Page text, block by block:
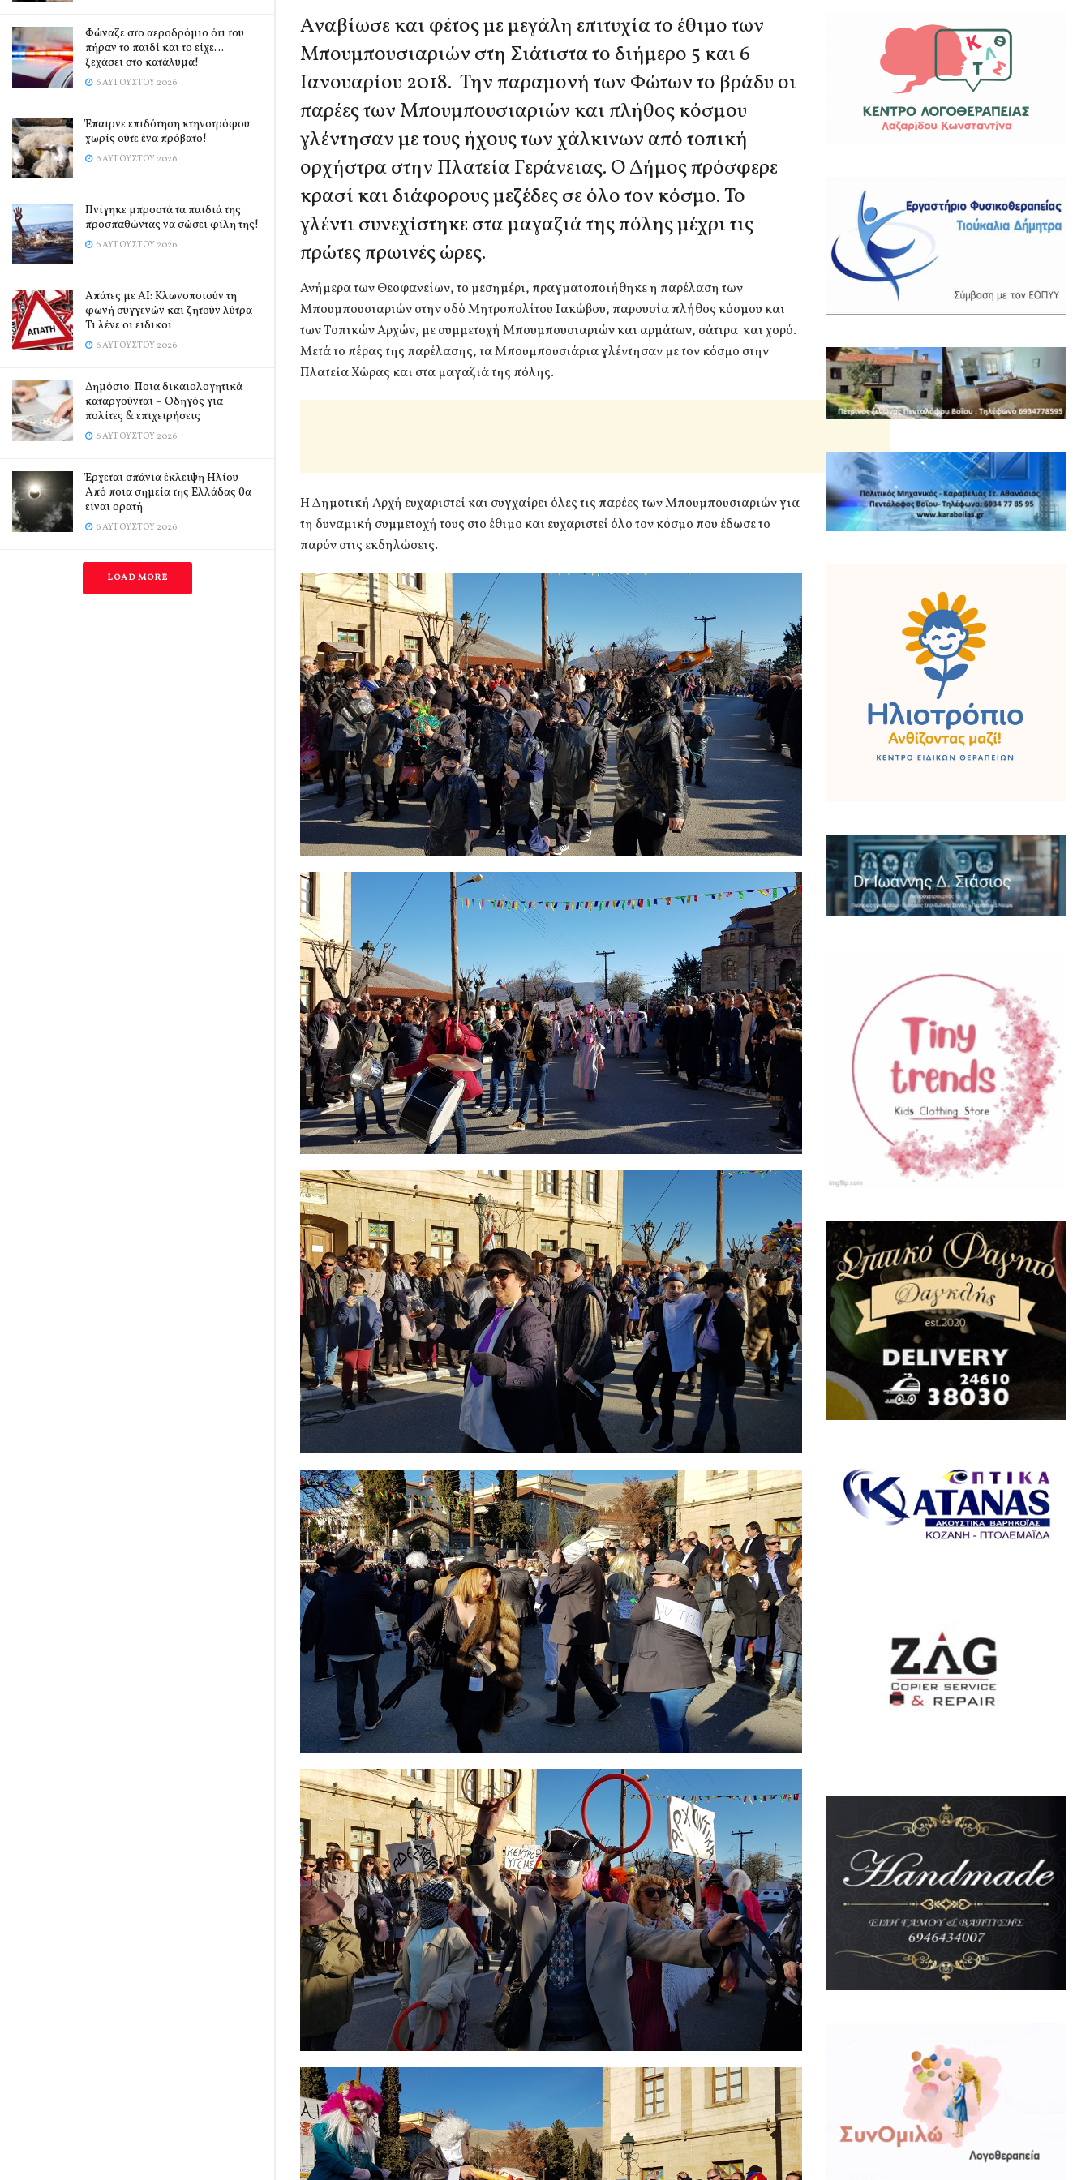
Φώναζε στο αεροδρόμιο ότι του
πήραν το παιδί και το είχε…
ξεχάσει στο κατάλυμα!
6 ΑΥΓΟΎΣΤΟΥ 2026
Έπαιρνε επιδότηση κτηνοτρόφου
χωρίς ούτε ένα πρόβατο!
6 ΑΥΓΟΎΣΤΟΥ 2026
Πνίγηκε μπροστά τα παιδιά της
προσπαθώντας να σώσει φίλη της!
6 ΑΥΓΟΎΣΤΟΥ 2026
Απάτες με AI: Κλωνοποιούν τη
φωνή συγγενών και ζητούν λύτρα –
Τι λένε οι ειδικοί
6 ΑΥΓΟΎΣΤΟΥ 2026
Δημόσιο: Ποια δικαιολογητικά
καταργούνται – Οδηγός για
πολίτες & επιχειρήσεις
6 ΑΥΓΟΎΣΤΟΥ 2026
Έρχεται σπάνια έκλειψη Ηλίου-
Από ποια σημεία της Ελλάδας θα
είναι ορατή
6 ΑΥΓΟΎΣΤΟΥ 2026
LOAD MORE
Αναβίωσε και φέτος με μεγάλη επιτυχία το έθιμο των
Μπουμπουσιαριών στη Σιάτιστα το διήμερο 5 και 6
Ιανουαρίου 2018. Την παραμονή των Φώτων το βράδυ οι
παρέες των Μπουμπουσιαριών και πλήθος κόσμου
γλέντησαν με τους ήχους των χάλκινων από τοπική
ορχήστρα στην Πλατεία Γεράνειας. Ο Δήμος πρόσφερε
κρασί και διάφορους μεζέδες σε όλο τον κόσμο. Το
γλέντι συνεχίστηκε στα μαγαζιά της πόλης μέχρι τις
πρώτες πρωινές ώρες.
Ανήμερα των Θεοφανείων, το μεσημέρι, πραγματοποιήθηκε η παρέλαση των
Μπουμπουσιαριών στην οδό Μητροπολίτου Ιακώβου, παρουσία πλήθος κόσμου και
των Τοπικών Αρχών, με συμμετοχή Μπουμπουσιαριών και αρμάτων, σάτιρα και χορό.
Μετά το πέρας της παρέλασης, τα Μπουμπουσιάρια γλέντησαν με τον κόσμο στην
Πλατεία Χώρας και στα μαγαζιά της πόλης.
Η Δημοτική Αρχή ευχαριστεί και συγχαίρει όλες τις παρέες των Μπουμπουσιαριών για
τη δυναμική συμμετοχή τους στο έθιμο και ευχαριστεί όλο τον κόσμο που έδωσε το
παρόν στις εκδηλώσεις.